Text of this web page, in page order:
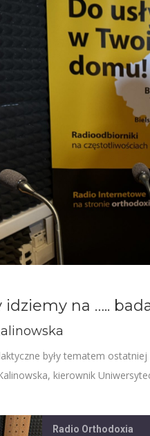
idziemy na …..
były tematem
kierownik
Radio Orthodoxia